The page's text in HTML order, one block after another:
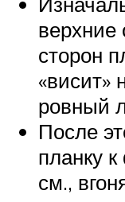
верхние
сторон
«висит»
ровный
После
планку
см.,